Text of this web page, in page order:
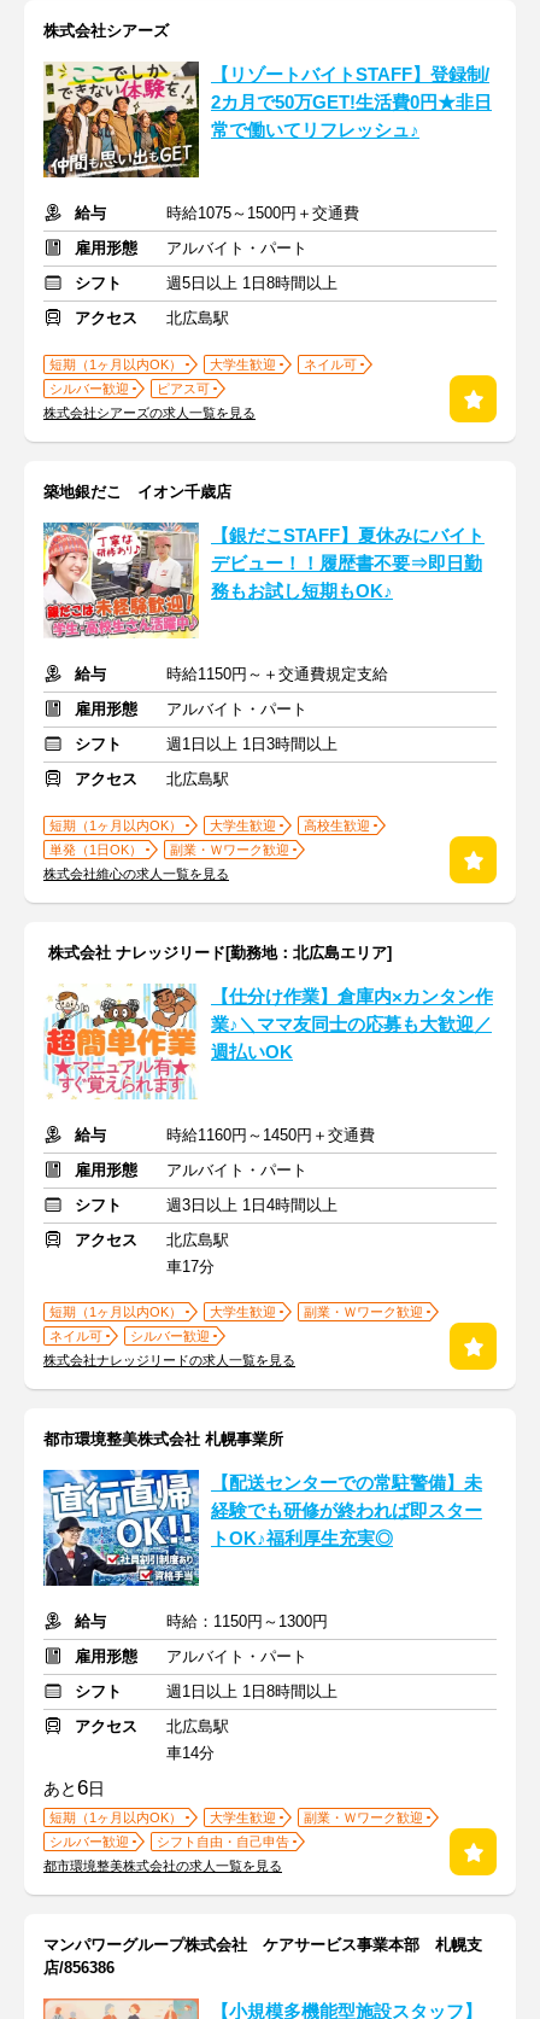
株式会社シアーズ
【リゾートバイトSTAFF】登録制/
2カ月で50万GET!生活費0円★非日
常で働いてリフレッシュ♪
給与
時給1075～1500円＋交通費
雇用形態
アルバイト・パート
シフト
週5日以上 1日8時間以上
アクセス
北広島駅
短期（1ヶ月以内OK） 大学生歓迎
ネイル可
シルバー歓迎
ピアス可
株式会社シアーズの求人一覧を見る
築地銀だこ イオン千歳店
【銀だこSTAFF】夏休みにバイト
デビュー！！履歴書不要⇒即日勤
務もお試し短期もOK♪
給与
時給1150円～＋交通費規定支給
雇用形態
アルバイト・パート
シフト
週1日以上 1日3時間以上
アクセス
北広島駅
短期（1ヶ月以内OK） 大学生歓迎
高校生歓迎
単発（1日OK）
副業・Ｗワーク歓迎
株式会社維心の求人一覧を見る
株式会社 ナレッジリード[勤務地：北広島エリア]
【仕分け作業】倉庫内×カンタン作
業♪＼ママ友同士の応募も大歓迎／
週払いOK
給与
時給1160円～1450円＋交通費
雇用形態
アルバイト・パート
シフト
週3日以上 1日4時間以上
アクセス
北広島駅
車17分
短期（1ヶ月以内OK） 大学生歓迎
副業・Ｗワーク歓迎
ネイル可
シルバー歓迎
株式会社ナレッジリードの求人一覧を見る
都市環境整美株式会社 札幌事業所
【配送センターでの常駐警備】未
経験でも研修が終われば即スター
トOK♪福利厚生充実◎
給与
時給：1150円～1300円
雇用形態
アルバイト・パート
シフト
週1日以上 1日8時間以上
アクセス
北広島駅
車14分
あと6日
短期（1ヶ月以内OK） 大学生歓迎
副業・Ｗワーク歓迎
シルバー歓迎
シフト自由・自己申告
都市環境整美株式会社の求人一覧を見る
マンパワーグループ株式会社 ケアサービス事業本部 札幌支
店/856386
【小規模多機能型施設スタッフ】